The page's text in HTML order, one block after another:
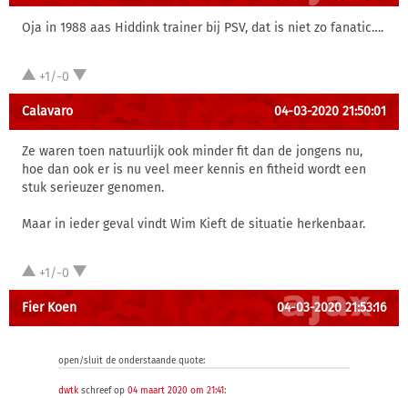
Oja in 1988 aas Hiddink trainer bij PSV, dat is niet zo fanatic….
+1/-0
Calavaro 04-03-2020 21:50:01
Ze waren toen natuurlijk ook minder fit dan de jongens nu,
hoe dan ook er is nu veel meer kennis en fitheid wordt een
stuk serieuzer genomen.
Maar in ieder geval vindt Wim Kieft de situatie herkenbaar.
+1/-0
Fier Koen 04-03-2020 21:53:16
open/sluit de onderstaande quote:
dwtk schreef op 04 maart 2020 om 21:41: